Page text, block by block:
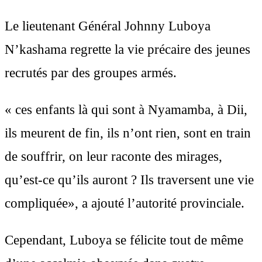
Le lieutenant Général Johnny Luboya
N’kashama regrette la vie précaire des jeunes
recrutés par des groupes armés.
« ces enfants là qui sont à Nyamamba, à Dii,
ils meurent de fin, ils n’ont rien, sont en train
de souffrir, on leur raconte des mirages,
qu’est-ce qu’ils auront ? Ils traversent une vie
compliquée», a ajouté l’autorité provinciale.
Cependant, Luboya se félicite tout de même